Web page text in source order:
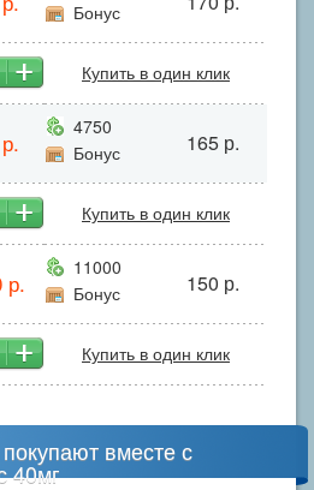
Бонус
Купить в один клик
4750
Бонус
165 р.
Купить в один клик
р.
11000
Бонус
150 р.
Купить в один клик
вместе с
40мг